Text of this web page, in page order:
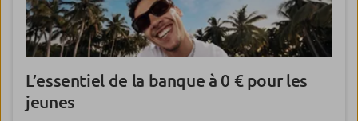
L’essentiel de la banque à 0 €pour les
jeunes